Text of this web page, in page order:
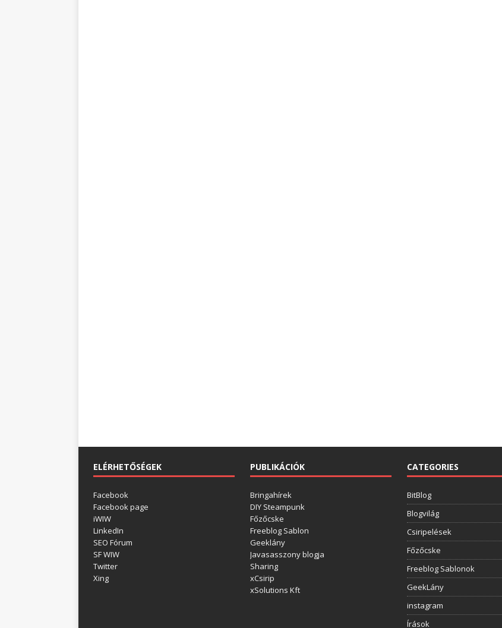
ELÉRHETŐSÉGEK
Facebook
Facebook page
iWIW
LinkedIn
SEO Fórum
SF WIW
Twitter
Xing
PUBLIKÁCIÓK
Bringahírek
DIY Steampunk
Főzőcske
Freeblog Sablon
Geeklány
Javasasszony blogja
Sharing
xCsirip
xSolutions Kft
CATEGORIES
BitBlog
Blogvilág
Csiripelések
Főzőcske
Freeblog Sablonok
GeekLány
instagram
Írások